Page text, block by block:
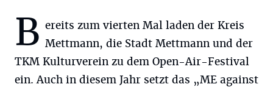
B ereits zum vierten Mal laden der Kreis
Mettmann, die Stadt Mettmann und der
TKM Kulturverein zu dem Open-Air-Festival
ein. Auch in diesem Jahr setzt das „ME against